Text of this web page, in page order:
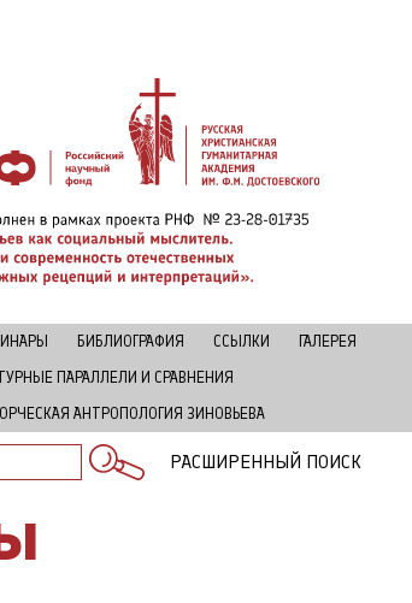
БИБЛИОГРАФИЯ ССЫЛКИ
ГАЛЕРЕЯ
ПАРАЛЛЕЛИ И СРАВНЕНИЯ
АНТРОПОЛОГИЯ ЗИНОВЬЕВА
РАСШИРЕННЫЙ ПОИСК